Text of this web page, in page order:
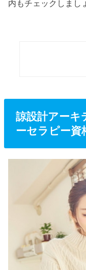
内もチェックしまし
諒設計アーキ
ーセラピー資